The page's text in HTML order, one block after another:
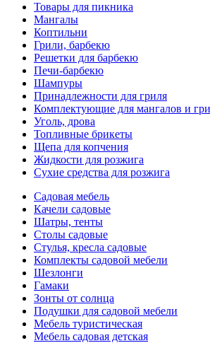
Товары для пикника
Мангалы
Коптильни
Грили, барбекю
Решетки для барбекю
Печи-барбекю
Шампуры
Принадлежности для гриля
Комплектующие для мангалов и
Уголь, дрова
Топливные брикеты
Щепа для копчения
Жидкости для розжига
Сухие средства для розжига
Садовая мебель
Качели садовые
Шатры, тенты
Столы садовые
Стулья, кресла садовые
Комплекты садовой мебели
Шезлонги
Гамаки
Зонты от солнца
Подушки для садовой мебели
Мебель туристическая
Мебель садовая детская